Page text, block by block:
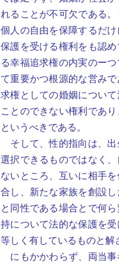
れることが不可欠である
個人の自由を保障するだ
保護を受ける権利をも認
る幸福追求権の内実のー
て重要かつ根源的な営み
求権としての婚姻につい
ことのできない権利であ
というべきである。
そして、性的指向は、出
選択できるものではなく
ないところ、互いに相手
合し、新たな家族を創設
と同性である場合とで何
持について法的な保護を
等しく有しているものと解
にもかかわらず、両当事